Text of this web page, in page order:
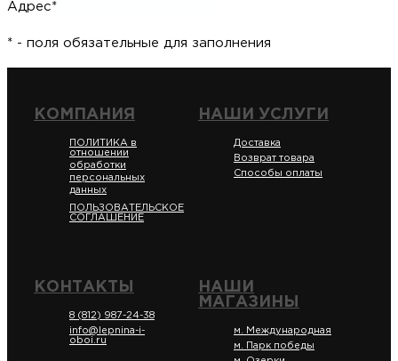
Адрес*
* - поля обязательные для заполнения
КОМПАНИЯ
ПОЛИТИКА в
отношении
обработки
персональных
данных
ПОЛЬЗОВАТЕЛЬСКОЕ
СОГЛАШЕНИЕ
НАШИ УСЛУГИ
Доставка
Возврат товара
Способы оплаты
КОНТАКТЫ
8 (812) 987-24-38
info@lepnina-i-
oboi.ru
НАШИ
МАГАЗИНЫ
м. Международная
м. Парк победы